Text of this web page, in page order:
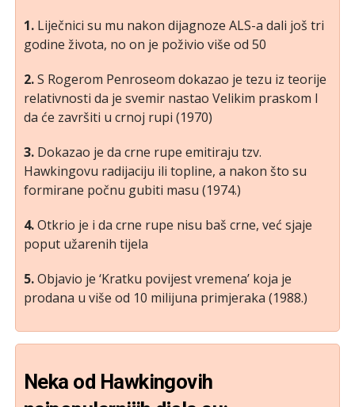
1.Liječnici su mu nakon dijagnoze ALS-a dali još tri
godine života, no on je poživio više od 50
2.S Rogerom Penroseom dokazao je tezu iz teorije
relativnosti da je svemir nastao Velikim praskom I
da će završiti u crnoj rupi (1970)
3.Dokazao je da crne rupe emitiraju tzv.
Hawkingovu radijaciju ili topline, a nakon što su
formirane počnu gubiti masu (1974.)
4.Otkrio je i da crne rupe nisu baš crne, već sjaje
poput užarenih tijela
5.Objavio je ‘Kratku povijest vremena’ koja je
prodana u više od 10 milijuna primjeraka (1988.)
Neka od Hawkingovih